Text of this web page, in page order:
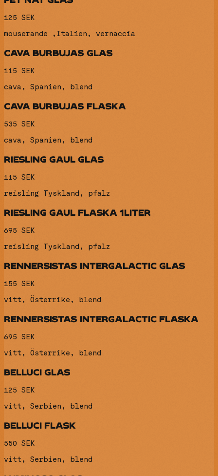
125 SEK
mouserande ,Italien, vernaccia
CAVA BURBUJAS GLAS
115 SEK
cava, Spanien, blend
CAVA BURBUJAS FLASKA
535 SEK
cava, Spanien, blend
RIESLING GAUL GLAS
115 SEK
reisling Tyskland, pfalz
RIESLING GAUL FLASKA 1LITER
695 SEK
reisling Tyskland, pfalz
RENNERSISTAS INTERGALACTIC GLAS
155 SEK
vitt, Österrike, blend
RENNERSISTAS INTERGALACTIC FLASKA
695 SEK
vitt, Österrike, blend
BELLUCI GLAS
125 SEK
vitt, Serbien, blend
BELLUCI FLASK
550 SEK
vitt, Serbien, blend